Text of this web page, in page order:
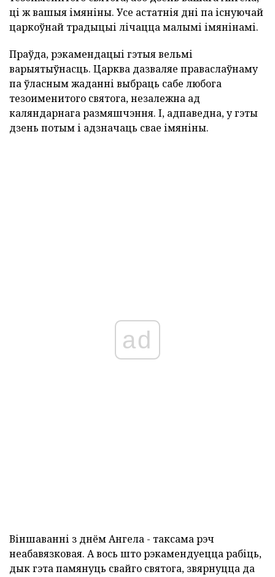
ці ж вашыя імяніны. Усе астатнія дні па існуючай
царкоўнай традыцыі лічацца малымі імянінамі.
Праўда, рэкамендацыі гэтыя вельмі
варыятыўнасць. Царква дазваляе праваслаўнаму
па ўласным жаданні выбраць сабе любога
тезоименитого святога, незалежна ад
каляндарнага размяшчэння. І, адпаведна, у гэты
дзень потым і адзначаць свае імяніны.
ad
Віншаванні з днём Ангела - таксама рэч
неабавязковая. А вось што рэкамендуецца рабіць,
дык гэта памянуць свайго святога, звярнуцца да